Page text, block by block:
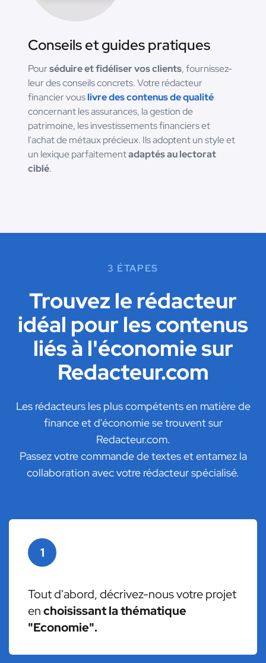
Conseils et guides pratiques
Pourséduire et fidéliser vos clients, fournissez-
leur des conseils concrets. Votre rédacteur
financier vouslivre des contenus de qualité
concernant les assurances, la gestion de
patrimoine, les investissements financiers et
l'achat de métaux précieux. Ils adoptent un style et
un lexique parfaitementadaptés au lectorat
ciblé.
3 ÉTAPES
Trouvez le rédacteur
idéal pour les contenus
liés à l'économie sur
Redacteur.com
Les rédacteurs les plus compétents en matière de
finance et d'économie se trouvent sur
Redacteur.com.
Passez votre commande de textes et entamez la
collaboration avec votre rédacteur spécialisé.
1
Tout d'abord, décrivez-nous votre projet
enchoisissant la thématique
"Economie".